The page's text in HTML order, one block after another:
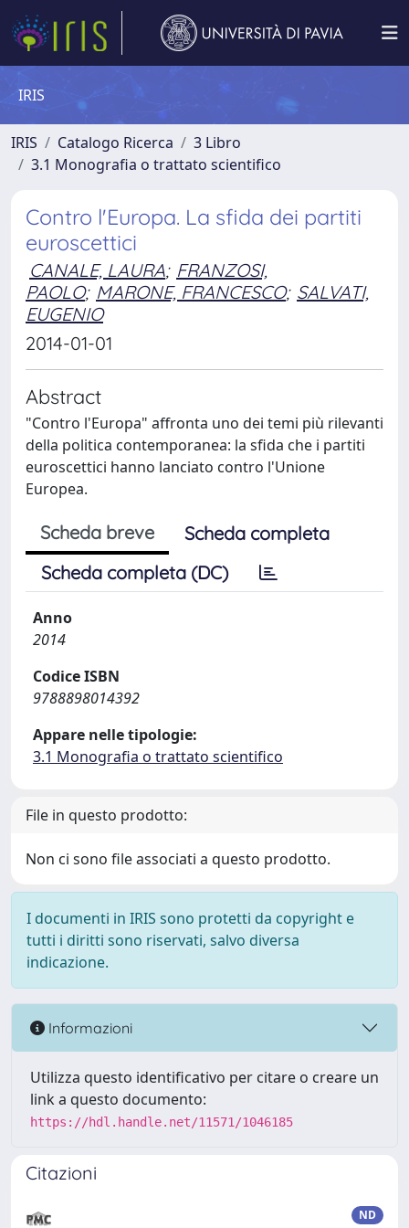
IRIS
IRIS Catalogo Ricerca
3 Libro
3.1 Monografia o trattato scientifico
Contro l'Europa. La sfida dei partiti
euroscettici
CANALE, LAURA; FRANZOSI,
PAOLO; MARONE, FRANCESCO; SALVATI,
EUGENIO
2014-01-01
Abstract
"Contro l'Europa" affronta uno dei temi più rilevanti
della politica contemporanea: la sfida che i partiti
euroscettici hanno lanciato contro l'Unione
Europea.
Scheda breve
Scheda completa
Scheda completa (DC)
Anno
2014
Codice ISBN
9788898014392
Appare nelle tipologie:
3.1 Monografia o trattato scientifico
File in questo prodotto:
Non ci sono file associati a questo prodotto.
I documenti in IRIS sono protetti da copyright e
tutti i diritti sono riservati, salvo diversa
indicazione.
Informazioni
Utilizza questo identificativo per citare o creare un
link a questo documento:
https://hdl.handle.net/11571/1046185
Citazioni
ND